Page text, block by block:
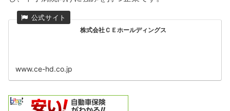
株式会社ＣＥホールディングス
www.ce-hd.co.jp